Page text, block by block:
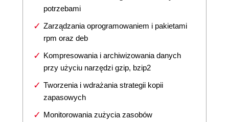
potrzebami
Zarządzania oprogramowaniem i pakietami
rpm oraz deb
Kompresowania i archiwizowania danych
przy użyciu narzędzi gzip, bzip2
Tworzenia i wdrażania strategii kopii
zapasowych
Monitorowania zużycia zasobów